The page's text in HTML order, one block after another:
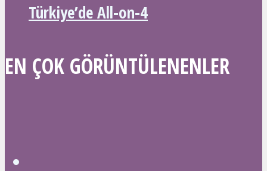
Türkiye’de All-on-4
EN ÇOK GÖRÜNTÜLENENLER